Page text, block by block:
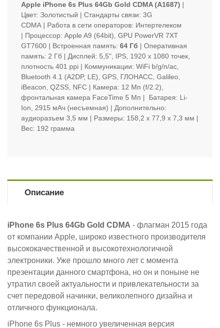
Apple iPhone 6s Plus 64Gb Gold CDMA (A1687) |
Цвет: Золотистый | Стандарты связи: 3G
CDMA | Работа в сети операторов: Интертелеком
| Процессор: Apple A9 (64bit), GPU PowerVR 7XT
GT7600 | Встроенная память: 64 Гб | Оперативная
память: 2 Гб | Дисплей: 5,5", IPS, 1920 x 1080 точек,
плотность 401 ppi | Коммуникации: WiFi b/g/n/ac,
Bluetooth 4.1 (A2DP, LE), GPS, ГЛОНАСС, Galileo,
iBeacon, QZSS, NFC | Камера: 12 Мп (f/2.2),
фронтальная камера FaceTime 5 Мп | Батарея: Li-
Ion, 2915 мАч (несъемная) | Дополнительно:
аудиоразъем 3,5 мм | Размеры: 158,2 x 77,9 x 7,3 мм |
Вес: 192 грамма
Описание
iPhone 6s Plus 64Gb Gold CDMA - флагман 2015 года
от компании Apple, широко известного производителя
высококачественной и высокотехнологичной
электроники. Уже прошло много лет с момента
презентации данного смартфона, но он и поныне не
утратил своей актуальности и привлекательности за
счет передовой начинки, великолепного дизайна и
отличного функционала.
iPhone 6s Plus - немного увеличенная версия